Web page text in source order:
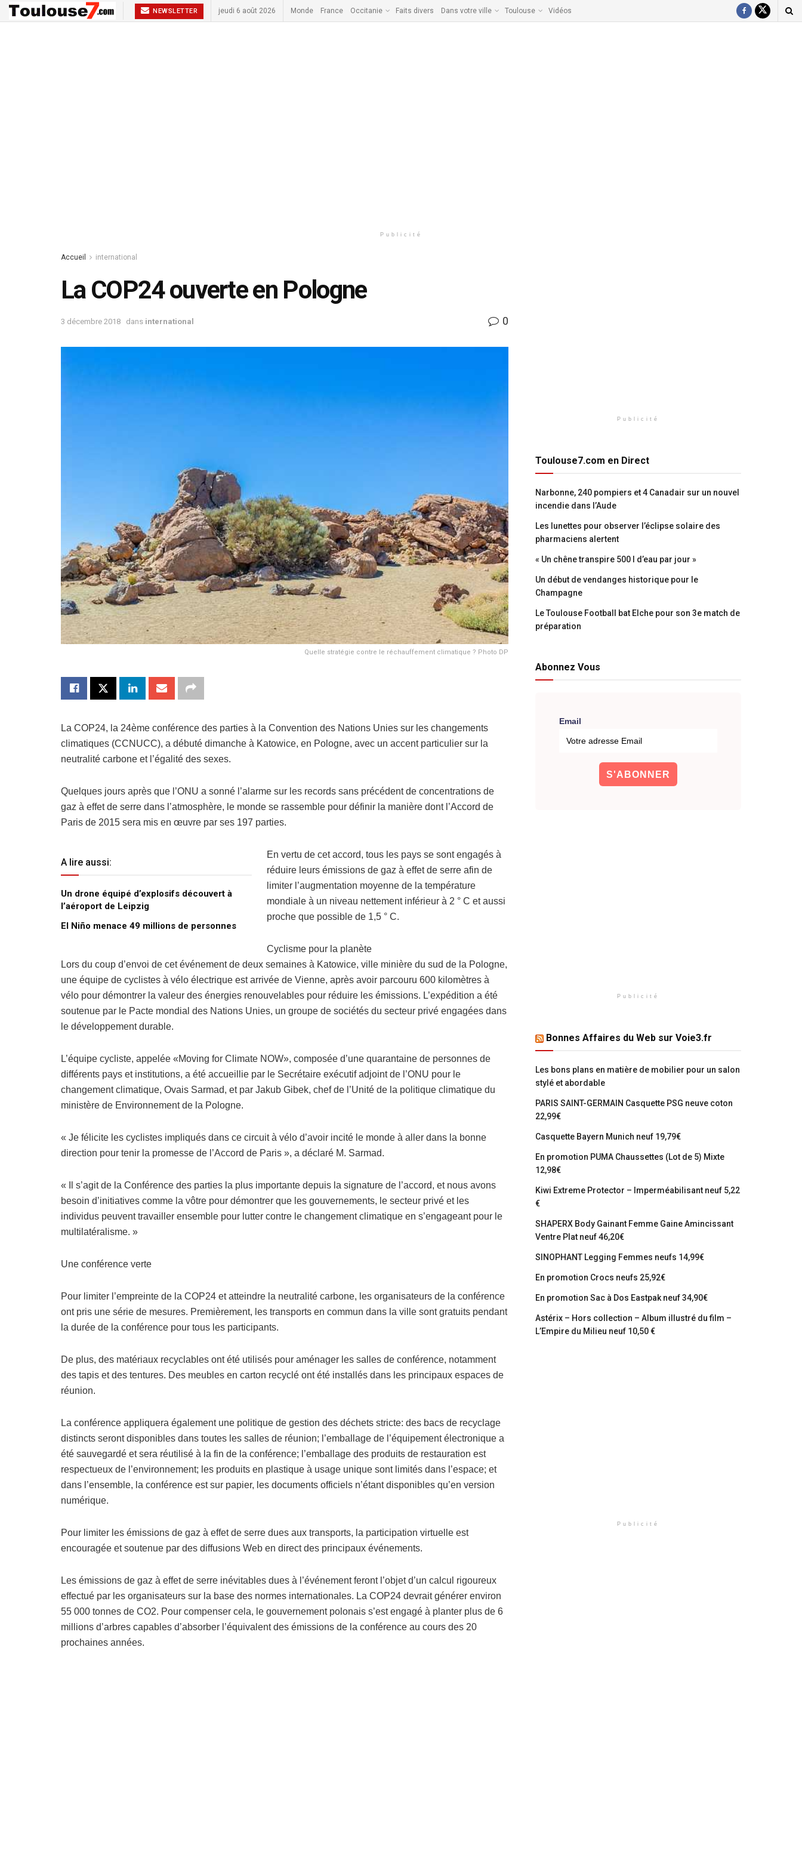
NEWSLETTER jeudi 6 août 2026 Monde France Occitanie Faits divers Dans votre ville Toulouse Vidéos
Publicité
Accueil international
La COP24 ouverte en Pologne
3 décembre 2018 dans international 0
Quelle stratégie contre le réchauffement climatique ? Photo DP
La COP24, la 24ème conférence des parties à la Convention des Nations Unies sur les changements
climatiques (CCNUCC), a débuté dimanche à Katowice, en Pologne, avec un accent particulier sur la
neutralité carbone et l’égalité des sexes.
Quelques jours après que l’ONU a sonné l’alarme sur les records sans précédent de concentrations de
gaz à effet de serre dans l’atmosphère, le monde se rassemble pour définir la manière dont l’Accord de
Paris de 2015 sera mis en œuvre par ses 197 parties.
A lire aussi:
Un drone équipé d’explosifs découvert à
l’aéroport de Leipzig
El Niño menace 49 millions de personnes
En vertu de cet accord, tous les pays se sont engagés à
réduire leurs émissions de gaz à effet de serre afin de
limiter l’augmentation moyenne de la température
mondiale à un niveau nettement inférieur à 2 ° C et aussi
proche que possible de 1,5 ° C.
Cyclisme pour la planète
Lors du coup d’envoi de cet événement de deux semaines à Katowice, ville minière du sud de la Pologne,
une équipe de cyclistes à vélo électrique est arrivée de Vienne, après avoir parcouru 600 kilomètres à
vélo pour démontrer la valeur des énergies renouvelables pour réduire les émissions. L’expédition a été
soutenue par le Pacte mondial des Nations Unies, un groupe de sociétés du secteur privé engagées dans
le développement durable.
L’équipe cycliste, appelée «Moving for Climate NOW», composée d’une quarantaine de personnes de
différents pays et institutions, a été accueillie par le Secrétaire exécutif adjoint de l’ONU pour le
changement climatique, Ovais Sarmad, et par Jakub Gibek, chef de l’Unité de la politique climatique du
ministère de Environnement de la Pologne.
« Je félicite les cyclistes impliqués dans ce circuit à vélo d’avoir incité le monde à aller dans la bonne
direction pour tenir la promesse de l’Accord de Paris », a déclaré M. Sarmad.
« Il s’agit de la Conférence des parties la plus importante depuis la signature de l’accord, et nous avons
besoin d’initiatives comme la vôtre pour démontrer que les gouvernements, le secteur privé et les
individus peuvent travailler ensemble pour lutter contre le changement climatique en s’engageant pour le
multilatéralisme. »
Une conférence verte
Pour limiter l’empreinte de la COP24 et atteindre la neutralité carbone, les organisateurs de la conférence
ont pris une série de mesures. Premièrement, les transports en commun dans la ville sont gratuits pendant
la durée de la conférence pour tous les participants.
De plus, des matériaux recyclables ont été utilisés pour aménager les salles de conférence, notamment
des tapis et des tentures. Des meubles en carton recyclé ont été installés dans les principaux espaces de
réunion.
La conférence appliquera également une politique de gestion des déchets stricte: des bacs de recyclage
distincts seront disponibles dans toutes les salles de réunion; l’emballage de l’équipement électronique a
été sauvegardé et sera réutilisé à la fin de la conférence; l’emballage des produits de restauration est
respectueux de l’environnement; les produits en plastique à usage unique sont limités dans l’espace; et
dans l’ensemble, la conférence est sur papier, les documents officiels n’étant disponibles qu’en version
numérique.
Pour limiter les émissions de gaz à effet de serre dues aux transports, la participation virtuelle est
encouragée et soutenue par des diffusions Web en direct des principaux événements.
Les émissions de gaz à effet de serre inévitables dues à l’événement feront l’objet d’un calcul rigoureux
effectué par les organisateurs sur la base des normes internationales. La COP24 devrait générer environ
55 000 tonnes de CO2. Pour compenser cela, le gouvernement polonais s’est engagé à planter plus de 6
millions d’arbres capables d’absorber l’équivalent des émissions de la conférence au cours des 20
prochaines années.
Publicité
Toulouse7.com en Direct
Narbonne, 240 pompiers et 4 Canadair sur un nouvel
incendie dans l’Aude
Les lunettes pour observer l’éclipse solaire des
pharmaciens alertent
« Un chêne transpire 500 l d’eau par jour »
Un début de vendanges historique pour le
Champagne
Le Toulouse Football bat Elche pour son 3e match de
préparation
Abonnez Vous
Email
Publicité
Bonnes Affaires du Web sur Voie3.fr
Les bons plans en matière de mobilier pour un salon
stylé et abordable
PARIS SAINT-GERMAIN Casquette PSG neuve coton
22,99€
Casquette Bayern Munich neuf 19,79€
En promotion PUMA Chaussettes (Lot de 5) Mixte
12,98€
Kiwi Extreme Protector – Imperméabilisant neuf 5,22
€
SHAPERX Body Gainant Femme Gaine Amincissant
Ventre Plat neuf 46,20€
SINOPHANT Legging Femmes neufs 14,99€
En promotion Crocs neufs 25,92€
En promotion Sac à Dos Eastpak neuf 34,90€
Astérix – Hors collection – Album illustré du film –
L’Empire du Milieu neuf 10,50 €
Publicité